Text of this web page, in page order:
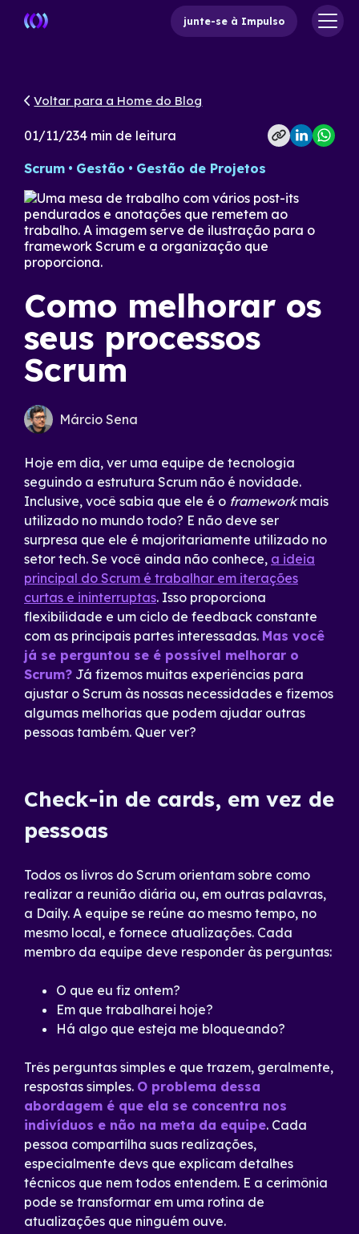
junte-se à Impulso
Voltar para a Home do Blog
01/11/234 min de leitura
Scrum Gestão Gestão de Projetos
Como melhorar os
seus processos
Scrum
Márcio Sena
Hoje em dia, ver uma equipe de tecnologia
seguindo a estrutura Scrum não é novidade.
Inclusive, você sabia que ele é o frameworkmais
utilizado no mundo todo? E não deve ser
surpresa que ele é majoritariamente utilizado no
setor tech. Se você ainda não conhece, a ideia
principal do Scrum é trabalhar em iterações
curtas e ininterruptas. Isso proporciona
flexibilidade e um ciclo de feedback constante
com as principais partes interessadas. Mas você
já se perguntou se é possível melhorar o
Scrum? Já fizemos muitas experiências para
ajustar o Scrum às nossas necessidades e fizemos
algumas melhorias que podem ajudar outras
pessoas também. Quer ver?
Check-in de cards, em vez de
pessoas
Todos os livros do Scrum orientam sobre como
realizar a reunião diária ou, em outras palavras,
a Daily. A equipe se reúne ao mesmo tempo, no
mesmo local, e fornece atualizações. Cada
membro da equipe deve responder às perguntas:
O que eu fiz ontem?
Em que trabalharei hoje?
Há algo que esteja me bloqueando?
Três perguntas simples e que trazem, geralmente,
respostas simples. O problema dessa
abordagem é que ela se concentra nos
indivíduos e não na meta da equipe. Cada
pessoa compartilha suas realizações,
especialmente devs que explicam detalhes
técnicos que nem todos entendem. E a cerimônia
pode se transformar em uma rotina de
atualizações que ninguém ouve.